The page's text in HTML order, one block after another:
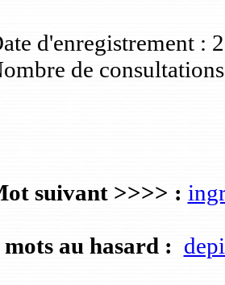
d'enregistrement :
de
suivant >>>> :
mots au hasard :